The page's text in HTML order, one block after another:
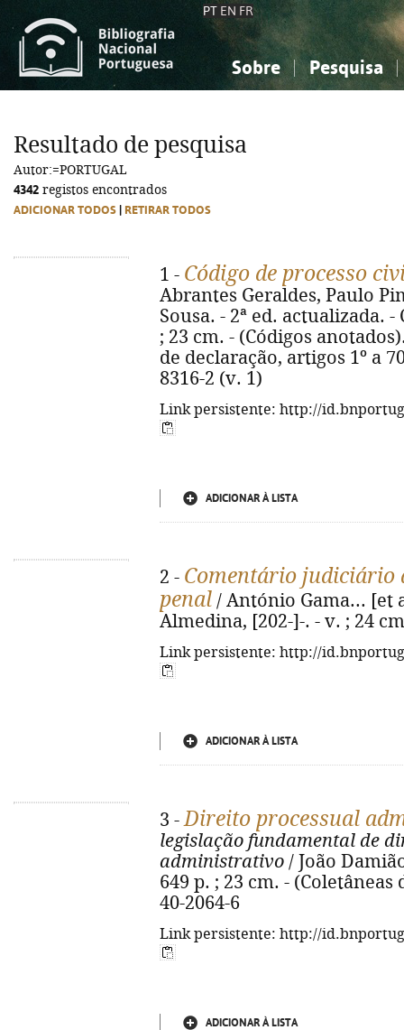
PT EN FR
Sobre Pesquisa
Ciências sociais...
Ciências sociais...
Resultado de pesquisa
Autor:=PORTUGAL
4342 registos encontrados
ADICIONAR TODOS RETIRAR TODOS
1 - Código de processo
Abrantes Geraldes, Paulo
Sousa. - 2ª ed. actualizada.
; 23 cm. - (Códigos
de declaração, artigos 1º a
8316-2 (v. 1)
Link persistente: http://
ADICIONAR À LISTA
2 - Comentário judiciário
penal / António Gama... [et
Almedina, [202-]-. - v. ; 24
Link persistente: http://
ADICIONAR À LISTA
3 -Direito processual
legislação fundamental de
administrativo / João
649 p. ; 23 cm. - (Coletâneas
40-2064-6
Link persistente: http://
ADICIONAR À LISTA